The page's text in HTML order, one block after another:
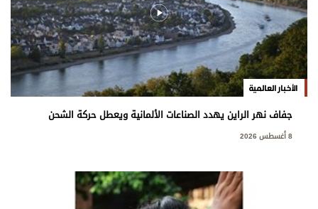
الأخبار العالمية
جفاف نهر الراين يهدد الصناعات الألمانية ويعطل حركة الشحن
8 أغسطس 2026